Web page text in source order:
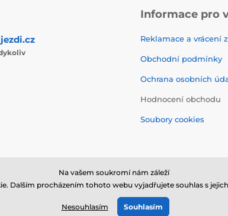
Informace pro
Reklamace a vrácení
Obchodní podmínky
Ochrana osobních
Hodnocení obchodu
Soubory cookies
© 2026 www.detijezdi.cz ⦁ E-shop vytvořilaSIMPLIA.cz
Na vašem soukromí nám záleží
Dalším procházením tohoto webu vyjadřujete souhlas s
Nesouhlasím Souhlasím